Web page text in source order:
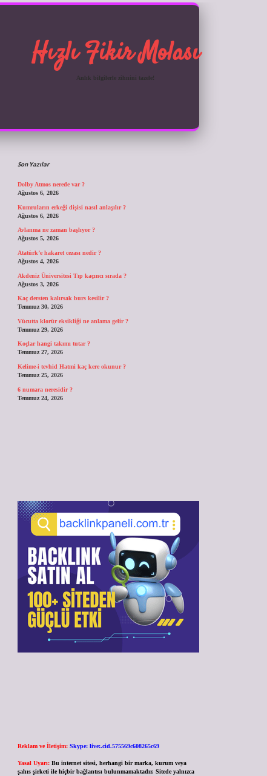
Hızlı Fikir Molası
Anlık bilgilerle zihnini tazele!
Sidebar
Son Yazılar
Dolby Atmos nerede var ?
Ağustos 6, 2026
Kumruların erkeği dişisi nasıl anlaşılır ?
Ağustos 6, 2026
Avlanma ne zaman başlıyor ?
Ağustos 5, 2026
Atatürk’e hakaret cezası nedir ?
Ağustos 4, 2026
Akdeniz Üniversitesi Tıp kaçıncı sırada ?
Ağustos 3, 2026
Kaç dersten kalırsak burs kesilir ?
Temmuz 30, 2026
Vücutta klorür eksikliği ne anlama gelir ?
Temmuz 29, 2026
Koçlar hangi takımı tutar ?
Temmuz 27, 2026
Kelime-i tevhid Hatmi kaç kere okunur ?
Temmuz 25, 2026
6 numara neresidir ?
Temmuz 24, 2026
Reklam ve İletişim: Skype: live:.cid.575569c608265c69
Yasal Uyarı: Bu internet sitesi, herhangi bir marka, kurum veya
şahıs şirketi ile hiçbir bağlantısı bulunmamaktadır. Sitede yalnızca